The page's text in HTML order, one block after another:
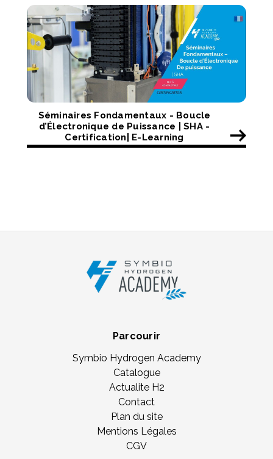
Séminaires Fondamentaux - Boucle
d’Électronique de Puissance | SHA -
Certification| E-Learning
Parcourir
Symbio Hydrogen Academy
Catalogue
Actualite H2
Contact
Plan du site
Mentions Légales
CGV